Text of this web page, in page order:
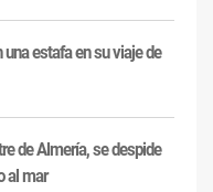
estafa en su viaje de
de Almería, se despide
al mar